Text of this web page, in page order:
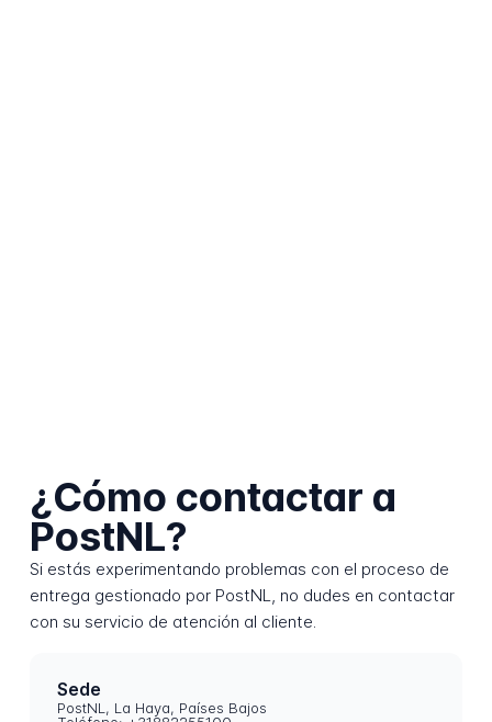
¿Cómo contactar a
PostNL?
Si estás experimentando problemas con el proceso de
entrega gestionado por PostNL, no dudes en contactar
con su servicio de atención al cliente.
Sede
PostNL, La Haya, Países Bajos